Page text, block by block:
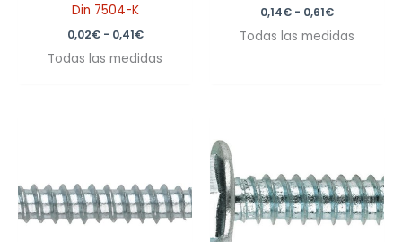
Din 7504-K
0,02€ - 0,41€
Todas las medidas
0,14€ - 0,61€
Todas las medidas
0,06€
hasta
0,79€